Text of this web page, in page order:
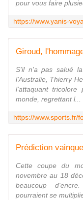
pour vous faire
Giroud,
S'il n'a pas salué
l'Australie, Thierry
l'attaquant
monde, regrettant l...
Cette coupe du
novembre au 18
beaucoup
pourraient se